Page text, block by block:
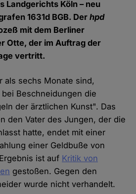
Landgerichts Köln – neu
1631d BGB. Derhpd
mit dem Berliner
Otte, der im Auftrag der
vertritt.
als sechs Monate sind,
Beschneidungen die
der ärztlichen Kunst". Das
den Vater des Jungen, der die
hatte, endet mit einer
einer Geldbuße von
ist auf Kritik von
gestoßen. Gegen den
wurde nicht verhandelt.